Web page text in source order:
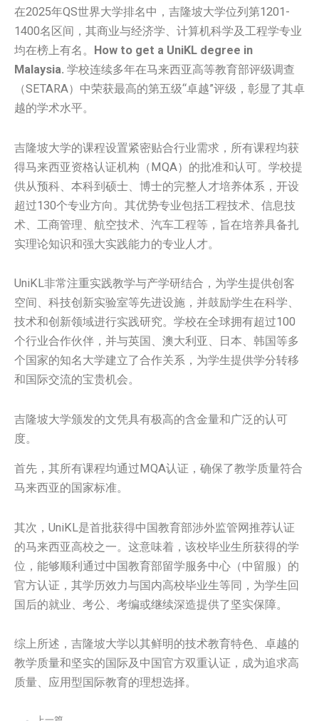
在2025年QS世界大学排名中，吉隆坡大学位列第1201-
1400名区间，其商业与经济学、计算机科学及工程学专业
均在榜上有名。 How to get a UniKL degree in
Malaysia. 学校连续多年在马来西亚高等教育部评级调查
（SETARA）中荣获最高的第五级“卓越”评级，彰显了其卓
越的学术水平。
吉隆坡大学的课程设置紧密贴合行业需求，所有课程均获
得马来西亚资格认证机构（MQA）的批准和认可。学校提
供从预科、本科到硕士、博士的完整人才培养体系，开设
超过130个专业方向。其优势专业包括工程技术、信息技
术、工商管理、航空技术、汽车工程等，旨在培养具备扎
实理论知识和强大实践能力的专业人才。
UniKL非常注重实践教学与产学研结合，为学生提供创客
空间、科技创新实验室等先进设施，并鼓励学生在科学、
技术和创新领域进行实践研究。学校在全球拥有超过100
个行业合作伙伴，并与英国、澳大利亚、日本、韩国等多
个国家的知名大学建立了合作关系，为学生提供学分转移
和国际交流的宝贵机会。
吉隆坡大学颁发的文凭具有极高的含金量和广泛的认可
度。
首先，其所有课程均通过MQA认证，确保了教学质量符合
马来西亚的国家标准。
其次，UniKL是首批获得中国教育部涉外监管网推荐认证
的马来西亚高校之一。这意味着，该校毕业生所获得的学
位，能够顺利通过中国教育部留学服务中心（中留服）的
官方认证，其学历效力与国内高校毕业生等同，为学生回
国后的就业、考公、考编或继续深造提供了坚实保障。
综上所述，吉隆坡大学以其鲜明的技术教育特色、卓越的
教学质量和坚实的国际及中国官方双重认证，成为追求高
质量、应用型国际教育的理想选择。